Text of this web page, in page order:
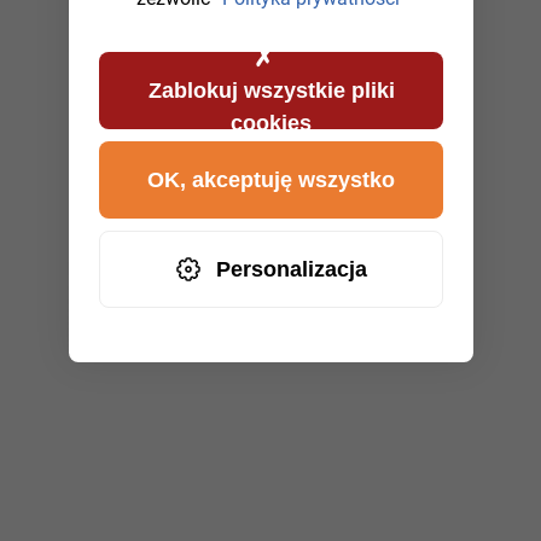
Zablokuj wszystkie pliki
cookies
Personalizacja
OK, akceptuję wszystko